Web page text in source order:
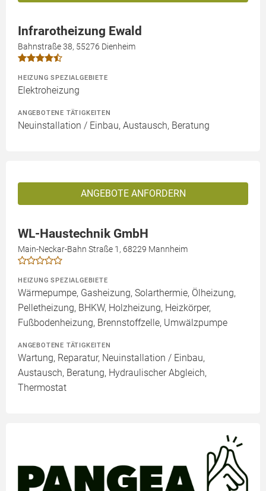
Infrarotheizung Ewald
Bahnstraße 38, 55276 Dienheim
HEIZUNG SPEZIALGEBIETE
Elektroheizung
ANGEBOTENE TÄTIGKEITEN
Neuinstallation / Einbau, Austausch, Beratung
ANGEBOTE ANFORDERN
WL-Haustechnik GmbH
Main-Neckar-Bahn Straße 1, 68229 Mannheim
HEIZUNG SPEZIALGEBIETE
Wärmepumpe, Gasheizung, Solarthermie, Ölheizung,
Pelletheizung, BHKW, Holzheizung, Heizkörper,
Fußbodenheizung, Brennstoffzelle, Umwälzpumpe
ANGEBOTENE TÄTIGKEITEN
Wartung, Reparatur, Neuinstallation / Einbau,
Austausch, Beratung, Hydraulischer Abgleich,
Thermostat